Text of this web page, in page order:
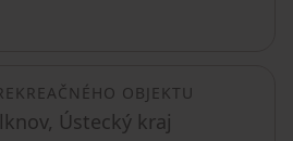
OBJEKTU
Ústecký kraj